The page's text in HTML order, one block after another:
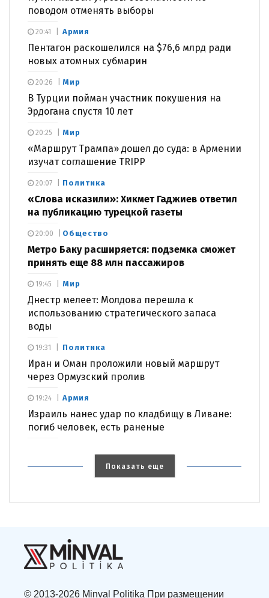
поводом отменять выборы
Армия
Пентагон раскошелился на $76,6 млрд ради
новых атомных субмарин
20:41
Мир
В Турции пойман участник покушения на
Эрдогана спустя 10 лет
20:26
Мир
«Маршрут Трампа» дошел до суда: в Армении
изучат соглашение TRIPP
20:25
Политика
«Слова исказили»: Хикмет Гаджиев ответил
на публикацию турецкой газеты
20:07
Общество
Метро Баку расширяется: подземка сможет
принять еще 88 млн пассажиров
20:00
Мир
Днестр мелеет: Молдова перешла к
использованию стратегического запаса
воды
19:45
Политика
Иран и Оман проложили новый маршрут
через Ормузский пролив
19:31
Армия
Израиль нанес удар по кладбищу в Ливане:
погиб человек, есть раненые
19:24
Показать еще
© 2013-2026 Minval Politika При размещении